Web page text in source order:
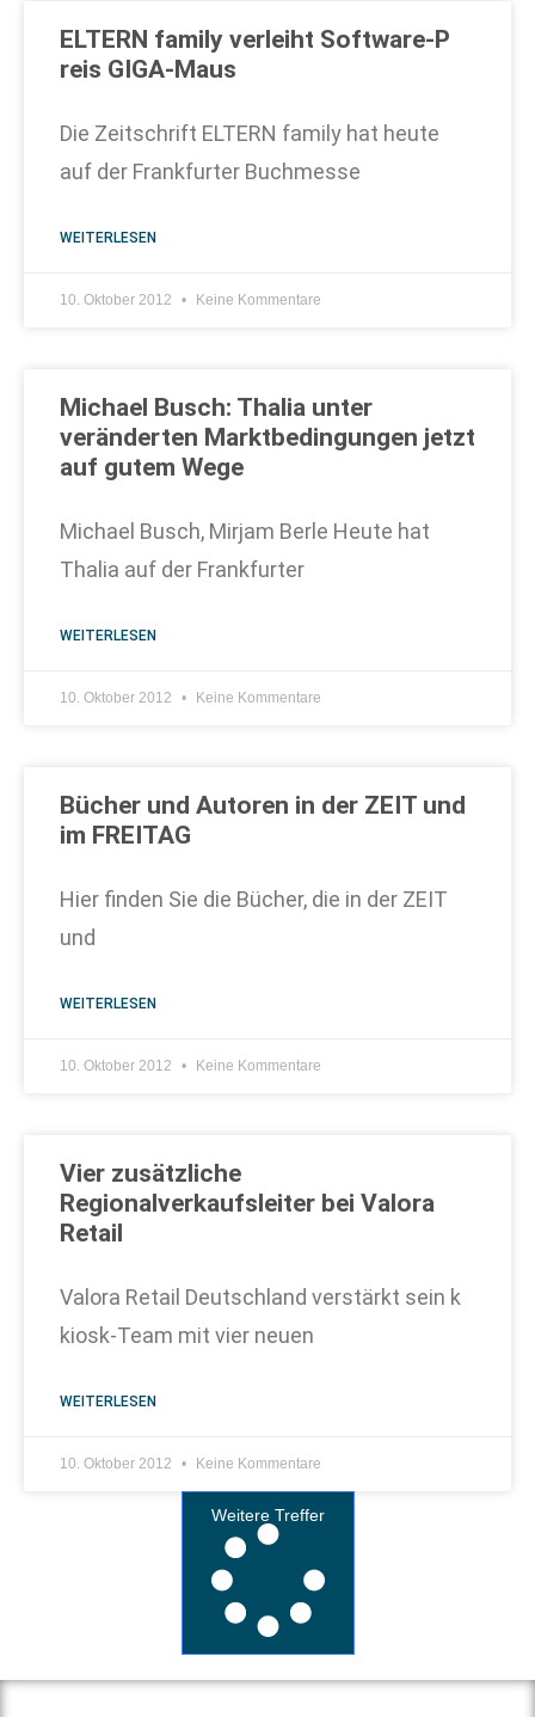
ELTERN family verleiht Software-P​
reis GIGA-Maus
Die Zeitschrift ELTERN family hat heute
auf der Frankfurter Buchmesse
WEITERLESEN
10. Oktober 2012 Keine Kommentare
Michael Busch: Thalia unter
veränderten Marktbedingungen jetzt
auf gutem Wege
Michael Busch, Mirjam Berle Heute hat
Thalia auf der Frankfurter
WEITERLESEN
10. Oktober 2012 Keine Kommentare
Bücher und Autoren in der ZEIT und
im FREITAG
Hier finden Sie die Bücher, die in der ZEIT
und
WEITERLESEN
10. Oktober 2012 Keine Kommentare
Vier zusätzliche
Regionalverkaufsleiter bei Valora
Retail
Valora Retail Deutschland verstärkt sein k
kiosk-Team mit vier neuen
WEITERLESEN
10. Oktober 2012 Keine Kommentare
Weitere Treffer